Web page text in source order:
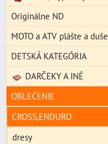
Originálne ND
MOTO a ATV plášte a duše
DETSKÁ KATEGÓRIA
DARČEKY A INÉ
OBLEČENIE
CROSS,ENDURO
dresy